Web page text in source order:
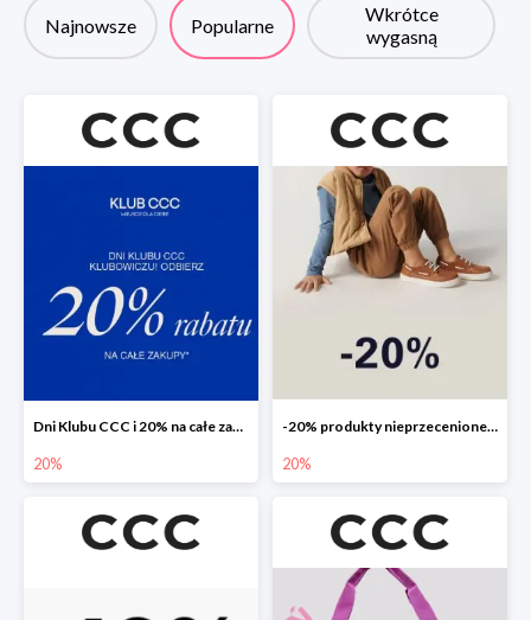
Najnowsze Popularne
Wkrótce
wygasną
Dni Klubu CCC i 20% na całe zakupy
20%
-20% produkty nieprzecenione 🌼🌷
20%